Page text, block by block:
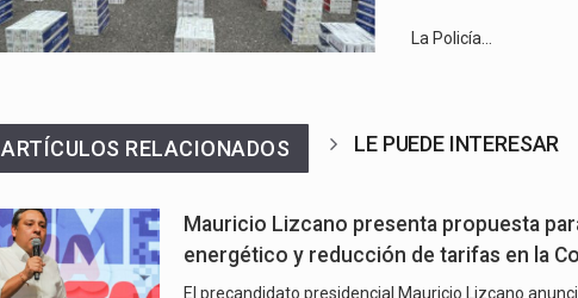
La Policía…
ARTÍCULOS RELACIONADOS LE PUEDE INTERESAR
Mauricio Lizcano presenta propuesta
energético y reducción de tarifas en la
El precandidato presidencial Mauricio Lizcano